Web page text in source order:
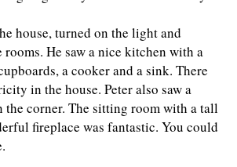
house, turned on the light and
He saw a nice kitchen with a
a cooker and a sink. There
in the house. Peter also saw a
the corner. The sitting room with a tall
fireplace was fantastic. You could